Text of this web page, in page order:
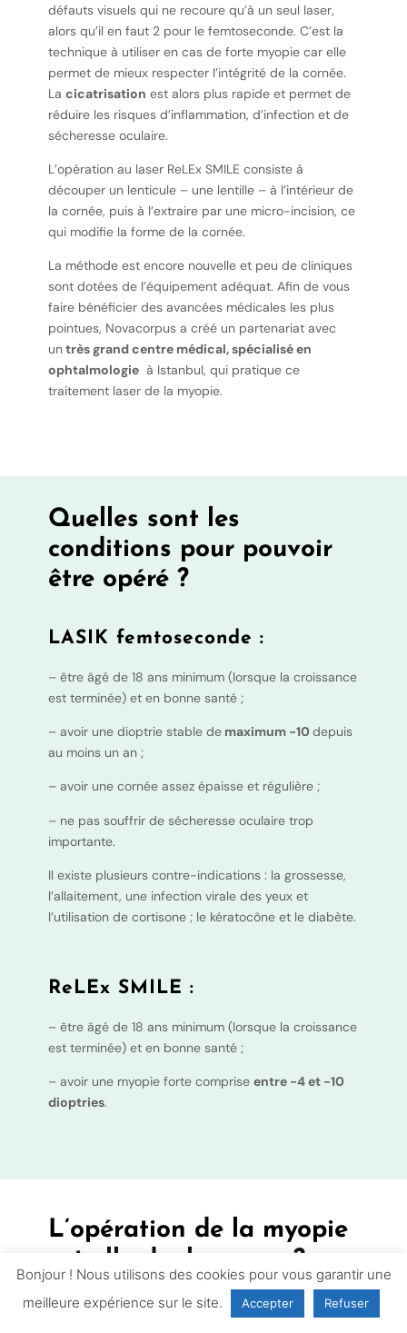
défauts visuels qui ne recoure qu’à un seul laser,
alors qu’il en faut 2 pour le femtoseconde. C’est la
technique à utiliser en cas de forte myopie car elle
permet de mieux respecter l’intégrité de la cornée.
La cicatrisation est alors plus rapide et permet de
réduire les risques d’inflammation, d’infection et de
sécheresse oculaire.
L’opération au laser ReLEx SMILE consiste à
découper un lenticule – une lentille – à l’intérieur de
la cornée, puis à l’extraire par une micro-incision, ce
qui modifie la forme de la cornée.
La méthode est encore nouvelle et peu de cliniques
sont dotées de l’équipement adéquat. Afin de vous
faire bénéficier des avancées médicales les plus
pointues, Novacorpus a créé un partenariat avec
untrès grand centre médical, spécialisé en
ophtalmologieà Istanbul, qui pratique ce
traitement laser de la myopie.
Quelles sont les
conditions pour pouvoir
être opéré ?
LASIK femtoseconde :
– être âgé de 18 ans minimum (lorsque la croissance
est terminée) et en bonne santé ;
– avoir une dioptrie stable demaximum -10depuis
au moins un an ;
– avoir une cornée assez épaisse et régulière ;
– ne pas souffrir de sécheresse oculaire trop
importante.
Il existe plusieurs contre-indications : la grossesse,
l’allaitement, une infection virale des yeux et
l’utilisation de cortisone ; le kératocône et le diabète.
ReLEx SMILE :
– être âgé de 18 ans minimum (lorsque la croissance
est terminée) et en bonne santé ;
– avoir une myopie forte comprise entre -4 et -10
dioptries.
L’opération de la myopie
est-elle douloureuse ?
L’opération de la myopie est
très peu
Bonjour ! Nous utilisons des cookies pour vous garantir une
meilleure expérience sur le site.
Accepter Refuser